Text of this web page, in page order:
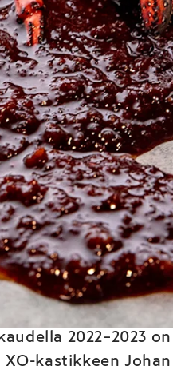
2022–2023
kastikkeen